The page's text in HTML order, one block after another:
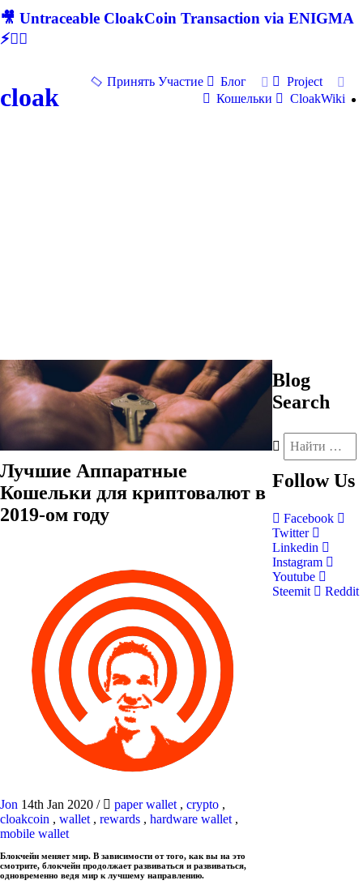
🎥 Untraceable CloakCoin Transaction via ENIGMA
⚡🕵‍♂
cloak
Принять Участие Блог
Project
Кошельки
CloakWiki
Лучшие Аппаратные
Кошельки для криптовалют в
2019-ом году
Jon 14th Jan 2020 / paper wallet , crypto ,
cloakcoin , wallet , rewards , hardware wallet ,
mobile wallet
Блокчейн меняет мир. В зависимости от того, как вы на это
смотрите, блокчейн продолжает развиваться и развиваться,
одновременно ведя мир к лучшему направлению.
Blog
Search
Follow Us
Facebook
Twitter
Linkedin
Instagram
Youtube
Steemit
Reddit